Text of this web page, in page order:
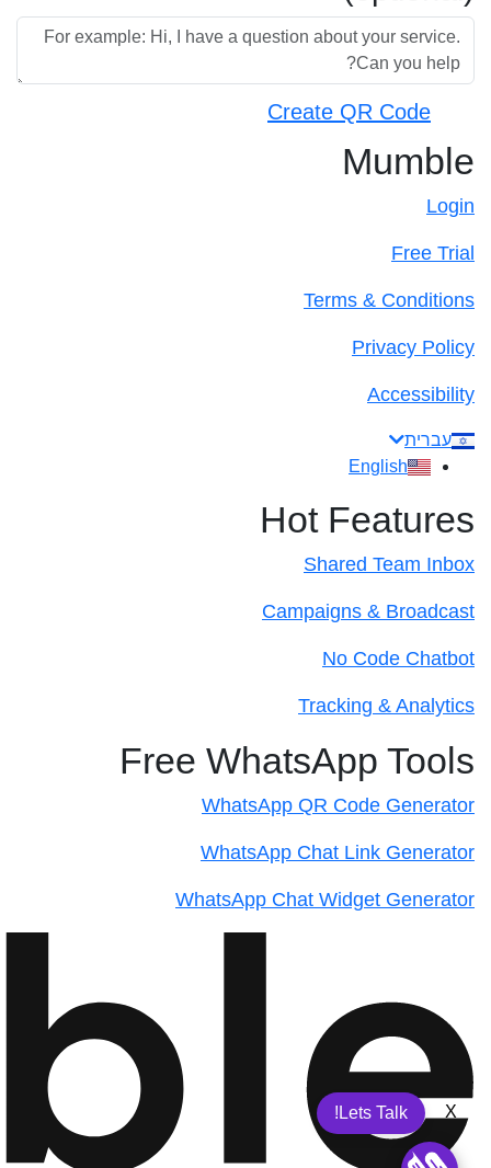
Create QR Code
Mumble
Login
Free Trial
Terms & Conditions
Privacy Policy
Accessibility
עברית
English
Hot Features
Shared Team Inbox
Campaigns & Broadcast
No Code Chatbot
Tracking & Analytics
Free WhatsApp Tools
WhatsApp QR Code Generator
WhatsApp Chat Link Generator
WhatsApp Chat Widget Generator
Lets Talk! X